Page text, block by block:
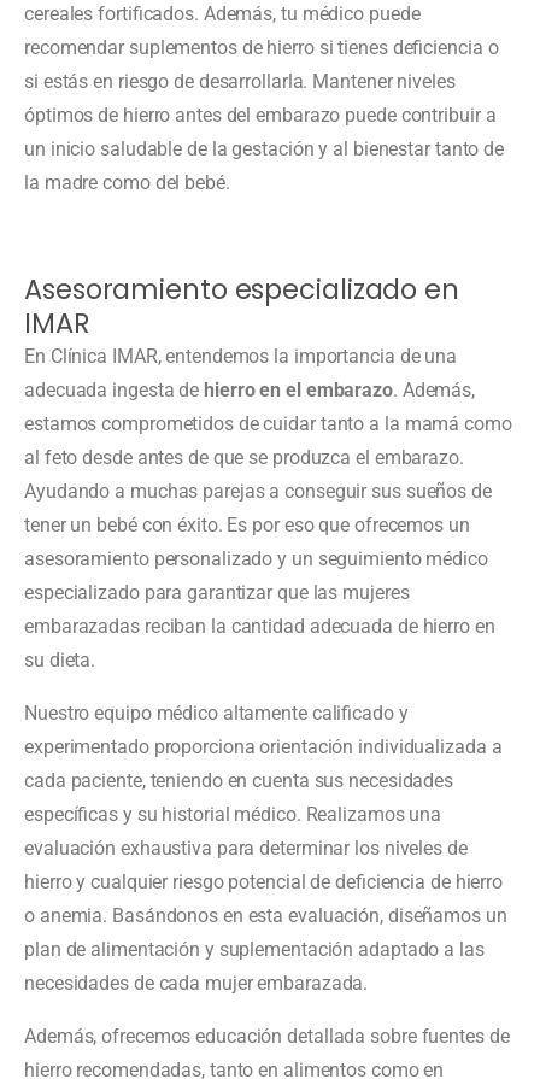
cereales fortificados. Además, tu médico puede
recomendar suplementos de hierro si tienes deficiencia o
si estás en riesgo de desarrollarla. Mantener niveles
óptimos de hierro antes del embarazo puede contribuir a
un inicio saludable de la gestación y al bienestar tanto de
la madre como del bebé.
Asesoramiento especializado en
IMAR
En Clínica IMAR, entendemos la importancia de una
adecuada ingesta de hierro en el embarazo. Además,
estamos comprometidos de cuidar tanto a la mamá como
al feto desde antes de que se produzca el embarazo.
Ayudando a muchas parejas a conseguir sus sueños de
tener un bebé con éxito. Es por eso que ofrecemos un
asesoramiento personalizado y un seguimiento médico
especializado para garantizar que las mujeres
embarazadas reciban la cantidad adecuada de hierro en
su dieta.
Nuestro equipo médico altamente calificado y
experimentado proporciona orientación individualizada a
cada paciente, teniendo en cuenta sus necesidades
específicas y su historial médico. Realizamos una
evaluación exhaustiva para determinar los niveles de
hierro y cualquier riesgo potencial de deficiencia de hierro
o anemia. Basándonos en esta evaluación, diseñamos un
plan de alimentación y suplementación adaptado a las
necesidades de cada mujer embarazada.
Además, ofrecemos educación detallada sobre fuentes de
hierro recomendadas, tanto en alimentos como en